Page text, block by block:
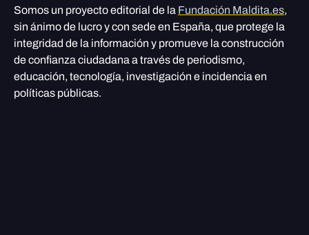
Somos un proyecto editorial de la Fundación Maldita.es,
sin ánimo de lucro y con sede en España, que protege la
integridad de la información y promueve la construcción
de confianza ciudadana a través de periodismo,
educación, tecnología, investigación e incidencia en
políticas públicas.